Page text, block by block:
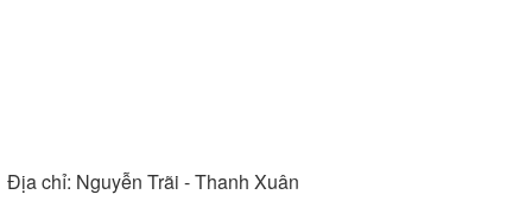
Địa chỉ: Nguyễn Trãi - Thanh Xuân